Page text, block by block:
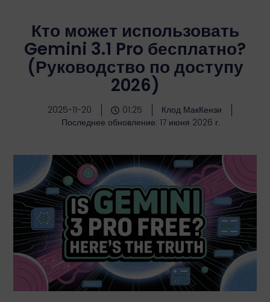
Кто может использовать
Gemini 3.1 Pro бесплатно?
(Руководство по доступу
2026)
2025-11-20 01:25
Клод МакКензи
Последнее обновление: 17 июня 2026 г.